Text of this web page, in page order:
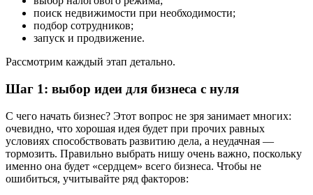
поиск недвижимости при необходимости;
подбор сотрудников;
запуск и продвижение.
Рассмотрим каждый этап детально.
Шаг 1: выбор идеи для бизнеса с нуля
С чего начать бизнес? Этот вопрос не зря занимает многих:
очевидно, что хорошая идея будет при прочих равных
условиях способствовать развитию дела, а неудачная —
тормозить. Правильно выбрать нишу очень важно, поскольку
именно она будет «сердцем» всего бизнеса. Чтобы не
ошибиться, учитывайте ряд факторов: